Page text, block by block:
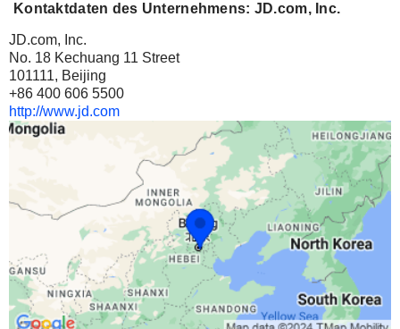
UNISOUND AI TECHNOLOGY CO., LTD.
1,5 %
7 Mio $
Kontaktdaten des Unternehmens: JD.com, Inc.
JD.com, Inc.
No. 18 Kechuang 11 Street
101111, Beijing
+86 400 606 5500
http://www.jd.com